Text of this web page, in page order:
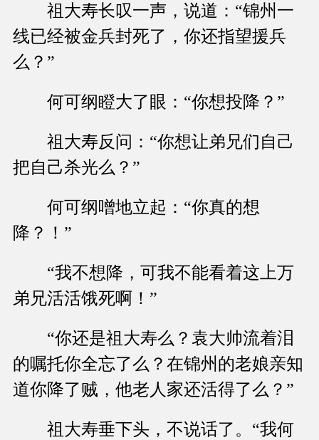
祖大寿长叹一声，说道：“锦州一
线已经被金兵封死了，你还指望援兵
么？”
何可纲瞪大了眼：“你想投降？”
祖大寿反问：“你想让弟兄们自己
把自己杀光么？”
何可纲噌地立起：“你真的想
降？！”
“我不想降，可我不能看着这上万
弟兄活活饿死啊！”
“你还是祖大寿么？袁大帅流着泪
的嘱托你全忘了么？在锦州的老娘亲知
道你降了贼，他老人家还活得了么？”
祖大寿垂下头，不说话了。“我何